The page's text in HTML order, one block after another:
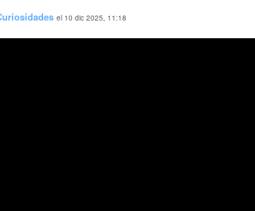
el 10 dic 2025, 11:18